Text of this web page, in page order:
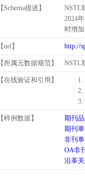
【Schema描述】
NSTL
2024
时增
【url】 http://
【所属元数据规范】 NSTL
【在线验证和引用】
1.
2.
3.
【样例数据】
期刊
期刊
非刊
OA非
沿革